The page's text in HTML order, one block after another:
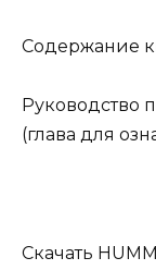
Содержание
Руководство
(глава для
Скачать